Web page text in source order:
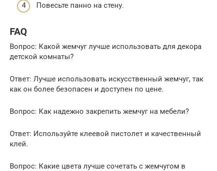
Повесьте панно на стену.
FAQ
Вопрос: Какой жемчуг лучше использовать для декора
детской комнаты?
Ответ: Лучше использовать искусственный жемчуг, так
как он более безопасен и доступен по цене.
Вопрос: Как надежно закрепить жемчуг на мебели?
Ответ: Используйте клеевой пистолет и качественный
клей.
Вопрос: Какие цвета лучше сочетать с жемчугом в